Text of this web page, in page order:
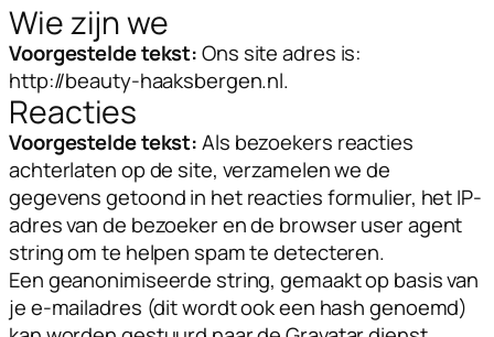
Wie zijn we
Voorgestelde tekst:Ons site adres is:
http://beauty-haaksbergen.nl.
Reacties
Voorgestelde tekst:Als bezoekers reacties
achterlaten op de site, verzamelen we de
gegevens getoond in het reacties formulier, het IP-
adres van de bezoeker en de browser user agent
string om te helpen spam te detecteren.
Een geanonimiseerde string, gemaakt op basis van
je e-mailadres (dit wordt ook een hash genoemd)